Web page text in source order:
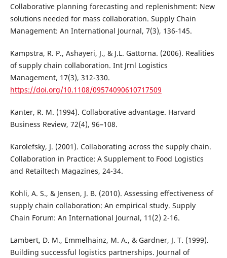
Collaborative planning forecasting and replenishment: New
solutions needed for mass collaboration. Supply Chain
Management: An International Journal, 7(3), 136-145.
Kampstra, R. P., Ashayeri, J., & J.L. Gattorna. (2006). Realities
of supply chain collaboration. Int Jrnl Logistics
Management, 17(3), 312-330.
https://doi.org/10.1108/09574090610717509
Kanter, R. M. (1994). Collaborative advantage. Harvard
Business Review, 72(4), 96–108.
Karolefsky, J. (2001). Collaborating across the supply chain.
Collaboration in Practice: A Supplement to Food Logistics
and Retailtech Magazines, 24-34.
Kohli, A. S., & Jensen, J. B. (2010). Assessing effectiveness of
supply chain collaboration: An empirical study. Supply
Chain Forum: An International Journal, 11(2) 2-16.
Lambert, D. M., Emmelhainz, M. A., & Gardner, J. T. (1999).
Building successful logistics partnerships. Journal of